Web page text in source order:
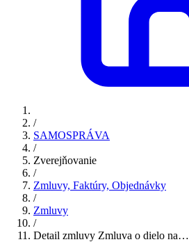
/
SAMOSPRÁVA
/
Zverejňovanie
/
Zmluvy, Faktúry, Objednávky
/
Zmluvy
/
Detail zmluvy Zmluva o dielo na…